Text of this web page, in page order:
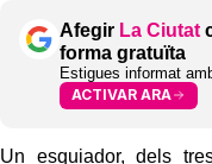
Afegir La Ciutat
forma gratuïta
Estigues informat
ACTIVAR ARA
Un esquiador, dels